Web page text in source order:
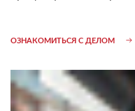
ОЗНАКОМИТЬСЯ С ДЕЛОМ